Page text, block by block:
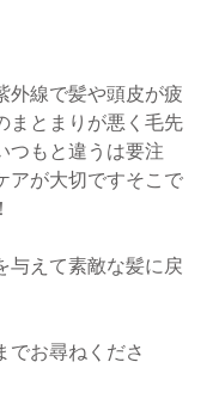
外線で髪や頭皮が疲
まとまりが悪く毛先
つもと違うは要注
アが大切ですそこで
与えて素敵な髪に戻
でお尋ねくださ